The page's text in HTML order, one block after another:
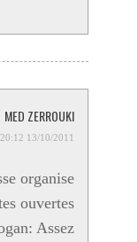
MED ZERROUKI
13/10/2011 AT 20:12
organise
ouvertes
Assez